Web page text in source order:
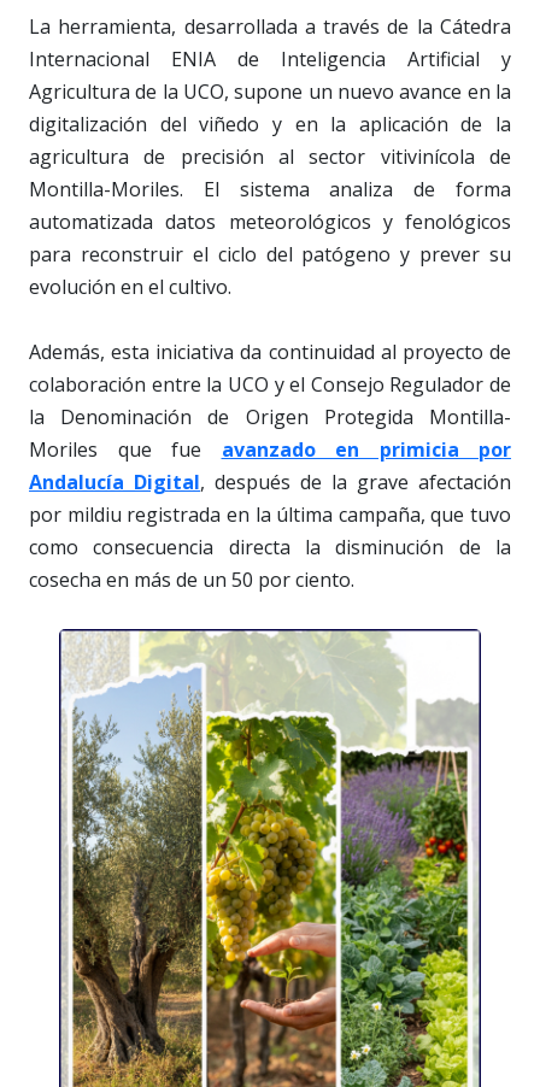
La herramienta, desarrollada a través de la Cátedra
Internacional ENIA de Inteligencia Artificial y
Agricultura de la UCO, supone un nuevo avance en la
digitalización del viñedo y en la aplicación de la
agricultura de precisión al sector vitivinícola de
Montilla-Moriles. El sistema analiza de forma
automatizada datos meteorológicos y fenológicos
para reconstruir el ciclo del patógeno y prever su
evolución en el cultivo.
Además, esta iniciativa da continuidad al proyecto de
colaboración entre la UCO y el Consejo Regulador de
la Denominación de Origen Protegida Montilla-
Moriles que fue avanzado en primicia por
Andalucía Digital, después de la grave afectación
por mildiu registrada en la última campaña, que tuvo
como consecuencia directa la disminución de la
cosecha en más de un 50 por ciento.